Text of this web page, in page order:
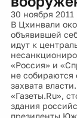
30 ноября 2011
В Цхинвали
объявившей
идут к
«Россия» и
не собираются
захвата
«Газеты.Ru»,
здания